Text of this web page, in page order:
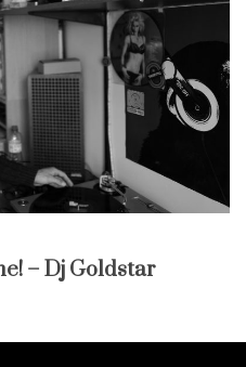
– Dj Goldstar